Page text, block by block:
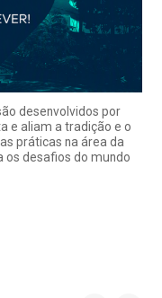
desenvolvidos por
e aliam a tradição e o
práticas na área da
os desafios do mundo